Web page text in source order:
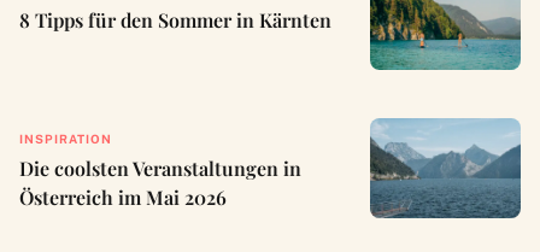
8 Tipps für den Sommer in Kärnten
INSPIRATION
Die coolsten Veranstaltungen in
Österreich im Mai 2026